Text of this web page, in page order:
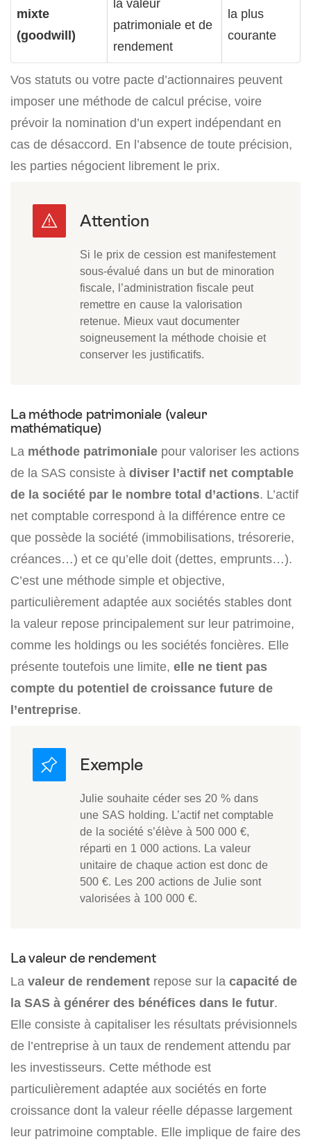
mixte
(goodwill)
la valeur
patrimoniale et de
rendement
la plus
courante
Vos statuts ou votre pacte d’actionnaires peuvent
imposer une méthode de calcul précise, voire
prévoir la nomination d’un expert indépendant en
cas de désaccord. En l’absence de toute précision,
les parties négocient librement le prix.
Si le prix de cession est manifestement
sous-évalué dans un but de minoration
fiscale, l’administration fiscale peut
remettre en cause la valorisation
retenue. Mieux vaut documenter
soigneusement la méthode choisie et
conserver les justificatifs.
La méthode patrimoniale (valeur
mathématique)
La méthode patrimoniale pour valoriser les actions
de la SAS consiste à diviser l’actif net comptable
de la société par le nombre total d’actions. L’actif
net comptable correspond à la différence entre ce
que possède la société (immobilisations, trésorerie,
créances…) et ce qu’elle doit (dettes, emprunts…).
C’est une méthode simple et objective,
particulièrement adaptée aux sociétés stables dont
la valeur repose principalement sur leur patrimoine,
comme les holdings ou les sociétés foncières. Elle
présente toutefois une limite, elle ne tient pas
compte du potentiel de croissance future de
l’entreprise.
Julie souhaite céder ses 20 % dans
une SAS holding. L’actif net comptable
de la société s’élève à 500 000 €,
réparti en 1 000 actions. La valeur
unitaire de chaque action est donc de
500 €. Les 200 actions de Julie sont
valorisées à 100 000 €.
La valeur de rendement
La valeur de rendement repose sur la capacité de
la SAS à générer des bénéfices dans le futur.
Elle consiste à capitaliser les résultats prévisionnels
de l’entreprise à un taux de rendement attendu par
les investisseurs. Cette méthode est
particulièrement adaptée aux sociétés en forte
croissance dont la valeur réelle dépasse largement
leur patrimoine comptable. Elle implique de faire des